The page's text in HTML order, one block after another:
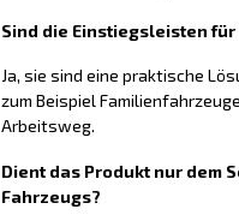
Sind die Einstiegsleisten
Ja, sie sind eine praktische
zum Beispiel
Arbeitsweg.
Dient das Produkt nur dem
Fahrzeugs?